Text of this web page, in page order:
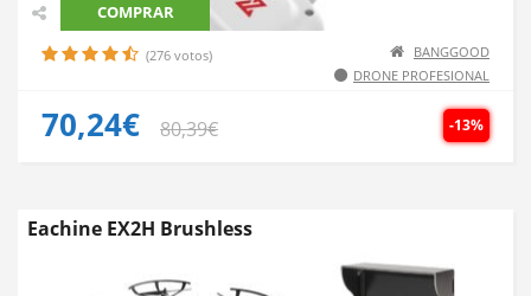
COMPRAR
(276 votos)
BANGGOOD
DRONE PROFESIONAL
-13%
70,24€ 80,39€
Eachine EX2H Brushless